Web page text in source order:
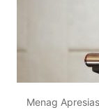
Menag